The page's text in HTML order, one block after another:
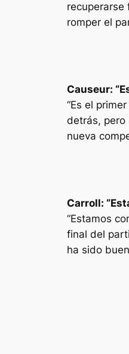
recuperarse
romper el
Causeur:
“Es el
detrás, pero
nueva
Carroll:
“Estamos
final del
ha sido